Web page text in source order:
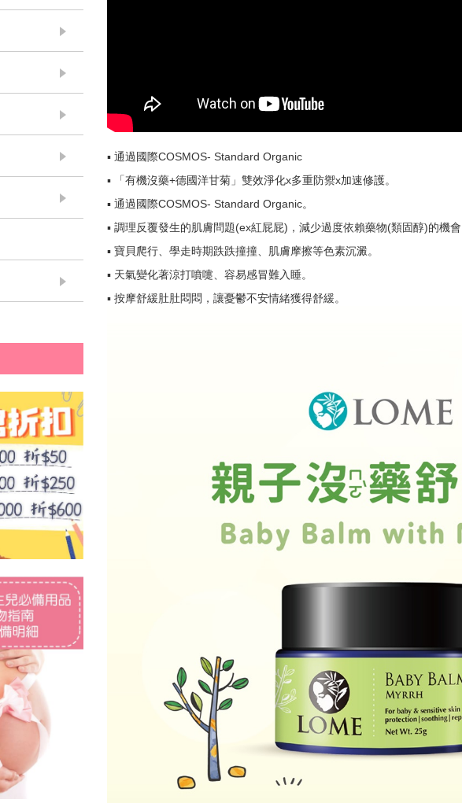
▪ 通過國際COSMOS- Standard Organic
​▪ 「有機沒藥+德國洋甘菊」雙效淨化x多重防禦x加速修護。
​▪ 通過國際COSMOS- Standard Organic。
​▪ 調理反覆發生的肌膚問題(ex紅屁屁)，減少過度依賴藥物(類固醇)的機
​▪ 寶貝爬行、學走時期跌跌撞撞、肌膚摩擦等色素沉澱。
​▪ 天氣變化著涼打噴嚏、容易感冒難入睡。
​▪ 按摩舒緩肚肚悶悶，讓憂鬱不安情緒獲得舒緩。